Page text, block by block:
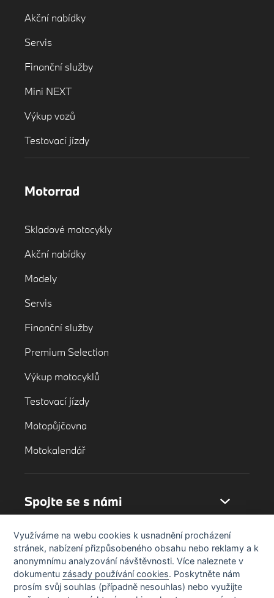
Akční nabídky
Servis
Finanční služby
Mini NEXT
Výkup vozů
Testovací jízdy
Motorrad
Skladové motocykly
Akční nabídky
Modely
Servis
Finanční služby
Premium Selection
Výkup motocyklů
Testovací jízdy
Motopůjčovna
Motokalendář
Spojte se s námi
Využíváme na webu cookies k usnadnění procházení
stránek, nabízení přizpůsobeného obsahu nebo reklamy a k
anonymnímu analyzování návštěvnosti. Více naleznete v
dokumentu zásady používání cookies. Poskytněte nám
prosím svůj souhlas (případně nesouhlas) nebo využijte